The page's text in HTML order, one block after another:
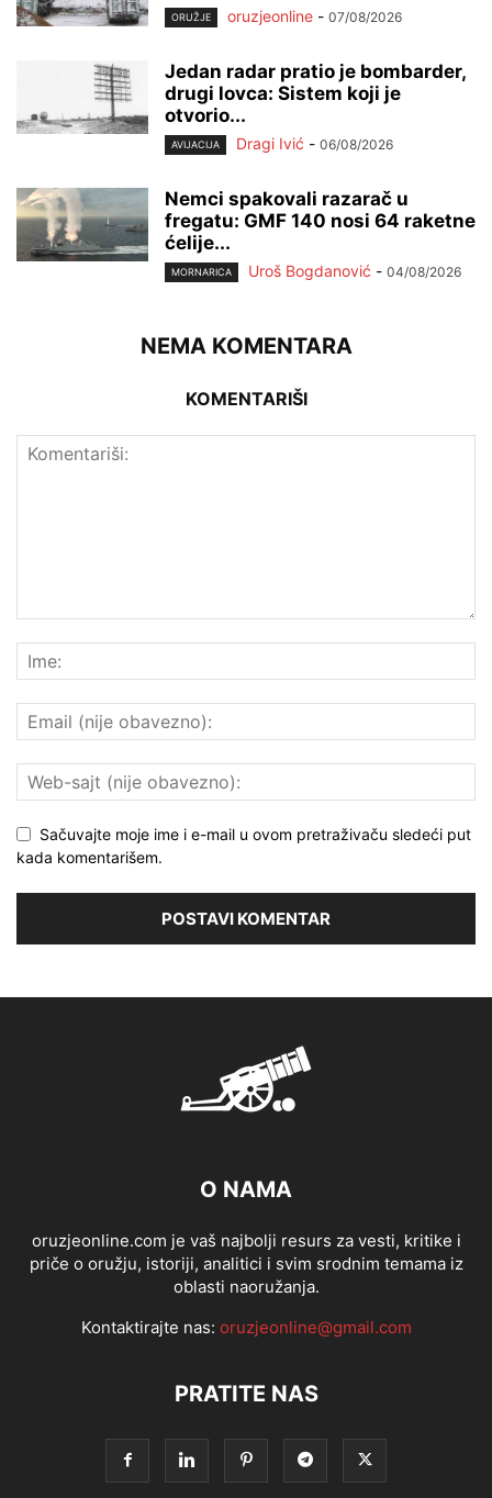
ORUŽJE oruzjeonline - 07/08/2026
Jedan radar pratio je bombarder,
drugi lovca: Sistem koji je
otvorio...
AVIJACIJA Dragi Ivić - 06/08/2026
Nemci spakovali razarač u
fregatu: GMF 140 nosi 64 raketne
ćelije...
MORNARICA Uroš Bogdanović - 04/08/2026
NEMA KOMENTARA
KOMENTARIŠI
Sačuvajte moje ime i e-mail u ovom pretraživaču sledeći put
kada komentarišem.
O NAMA
oruzjeonline.com je vaš najbolji resurs za vesti, kritike i
priče o oružju, istoriji, analitici i svim srodnim temama iz
oblasti naoružanja.
Kontaktirajte nas: oruzjeonline@gmail.com
PRATITE NAS